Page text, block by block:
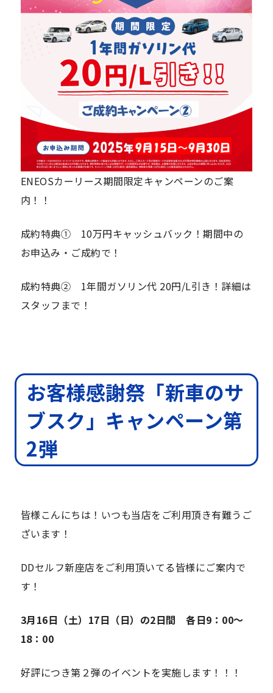
ENEOSカーリース期間限定キャンペーンのご案
内！！
成約特典① 10万円キャッシュバック！期間中の
お申込み・ご成約で！
成約特典② 1年間ガソリン代 20円/L引き！詳細は
スタッフまで！
お客様感謝祭「新車のサ
ブスク」キャンペーン第
2弾
皆様こんにちは！いつも当店をご利用頂き有難うご
ざいます！
DDセルフ新座店をご利用頂いてる皆様にご案内で
す！
3月16日（土）17日（日）の2日間 各日9：00～
18：00
好評につき第２弾のイベントを実施します！！！